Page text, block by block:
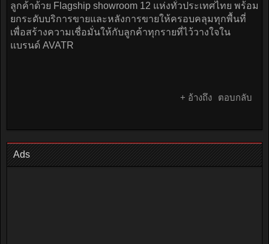
ลูกค้าด้วย Flagship showroom 12 แห่งทั่วประเทศไทย พร้อม
ยกระดับบริการขายและหลังการขายให้ครอบคลุมทุกพื้นที่
เพื่อสร้างความเชื่อมั่นให้กับลูกค้าทุกรายที่ไว้วางใจใน
แบรนด์ AVATR
+ อ้างถึง ตอบกลับ
Ads